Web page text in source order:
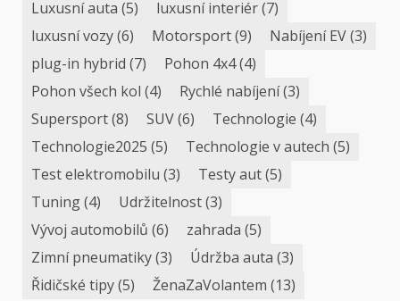
Luxusní auta (5) luxusní interiér(7)
luxusní vozy(6) Motorsport(9) Nabíjení EV(3)
plug-in hybrid (7) Pohon 4x4(4)
Pohon všech kol (4) Rychlé nabíjení(3)
Supersport(8) SUV(6) Technologie (4)
Technologie2025 (5) Technologie v autech (5)
Test elektromobilu (3) Testy aut(5)
Tuning(4) Udržitelnost(3)
Vývoj automobilů (6) zahrada (5)
Zimní pneumatiky(3) Údržba auta (3)
Řidičské tipy(5) ŽenaZaVolantem (13)